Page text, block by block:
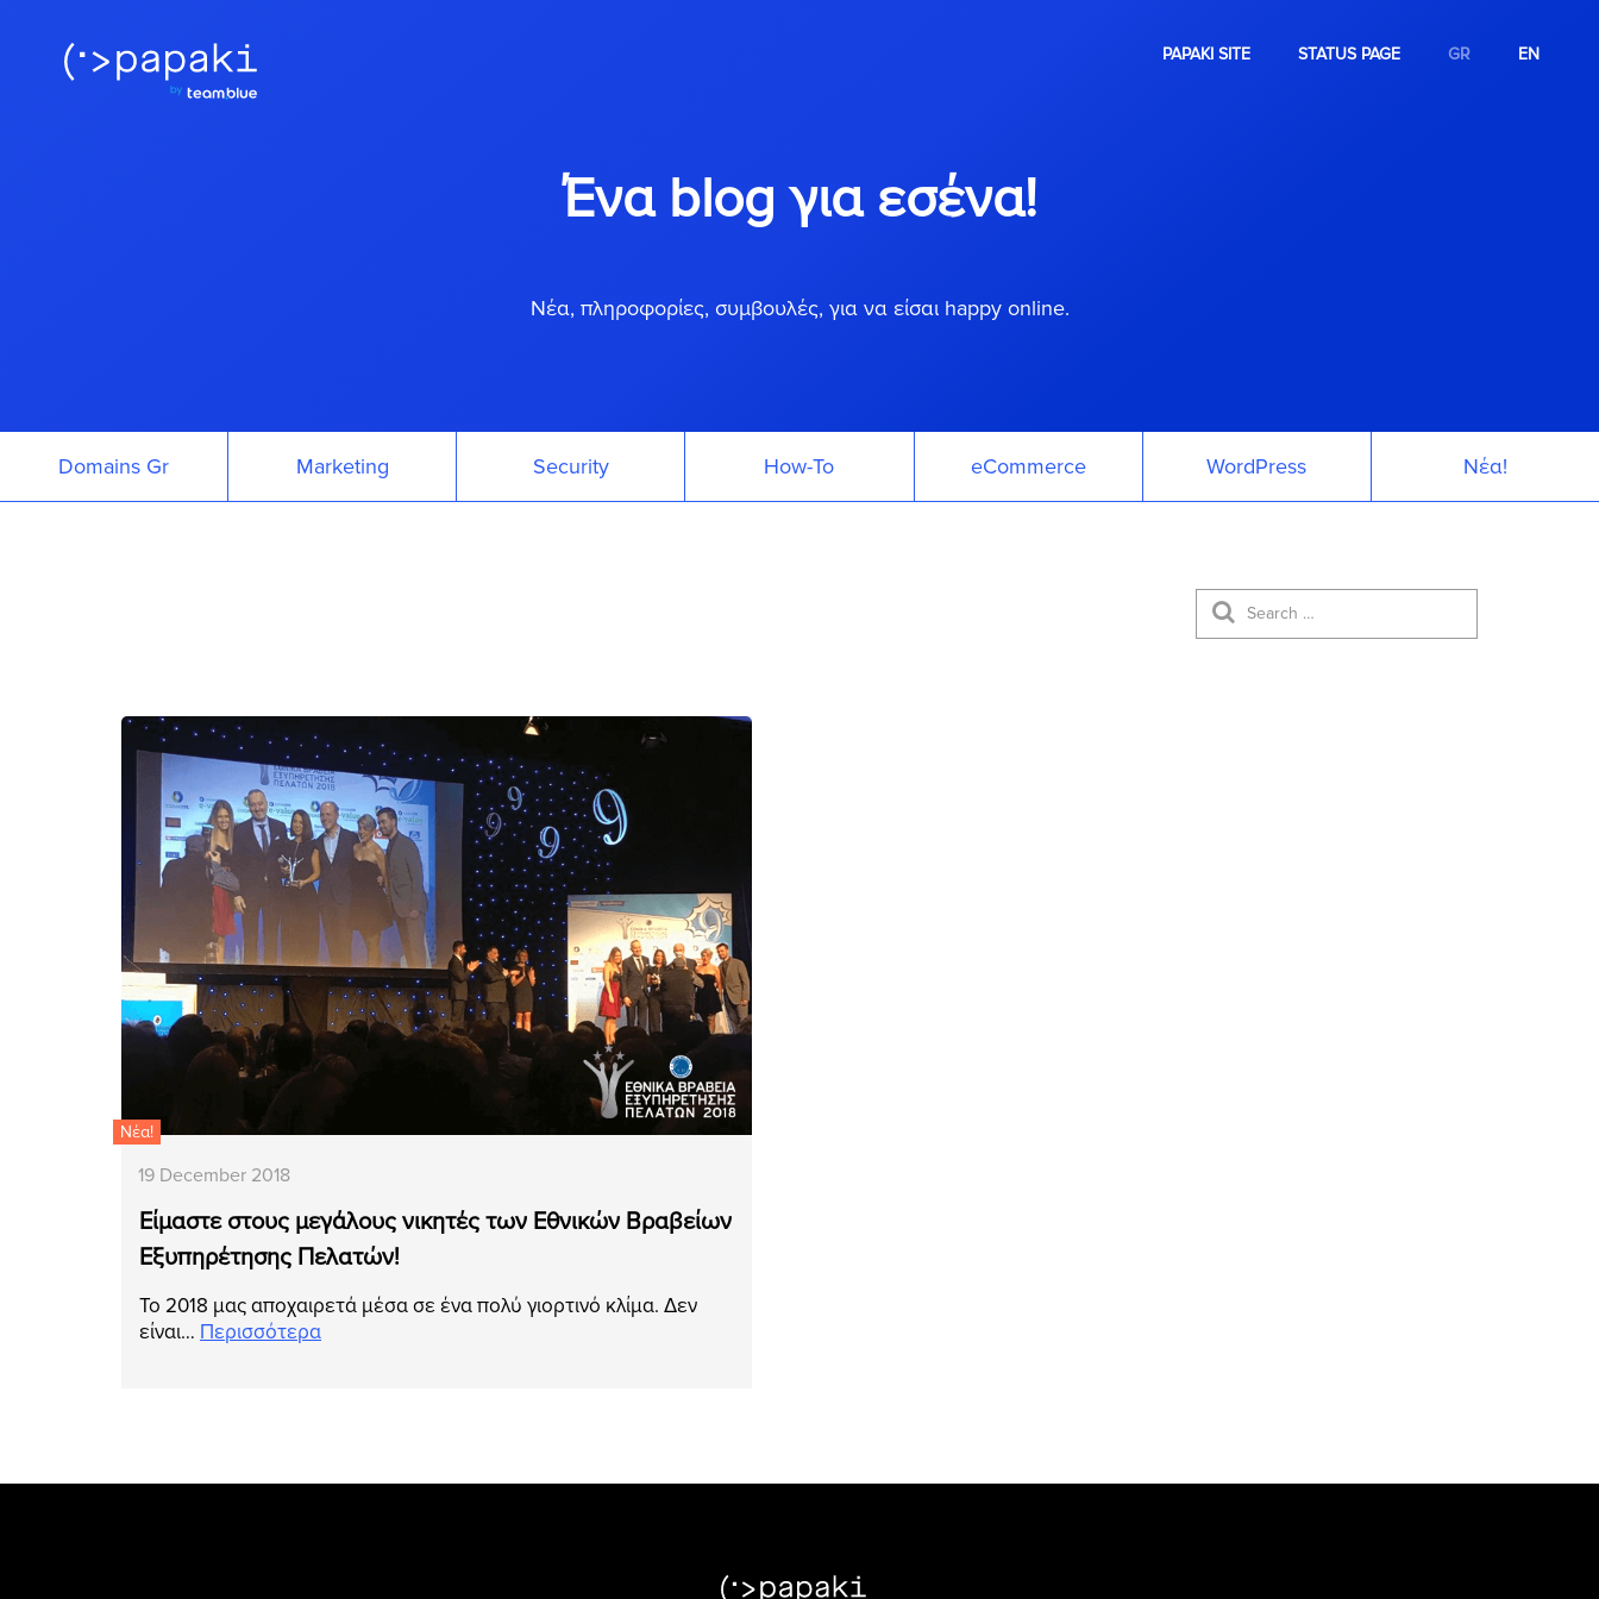
PAPAKI SITE STATUS PAGE GR EN
Ένα blog για εσένα!
Νέα, πληροφορίες, συμβουλές, για να είσαι happy online.
Domains Gr Marketing Security How-To eCommerce WordPress Νέα!
Νέα!
19 December 2018
Είμαστε στους μεγάλους νικητές των Εθνικών Βραβείων
Εξυπηρέτησης Πελατών!
Το 2018 μας αποχαιρετά μέσα σε ένα πολύ γιορτινό κλίμα. Δεν
είναι… Περισσότερα